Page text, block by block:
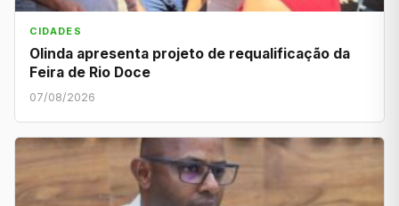
CIDADES
Olinda apresenta projeto de requalificação da
Feira de Rio Doce
07/08/2026